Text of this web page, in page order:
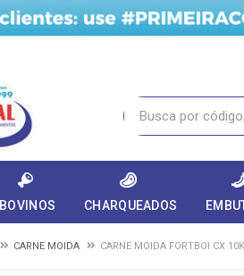
BOVINOS CHARQUEADOS
CARNE MOIDA CARNE MOIDA FORTBOI CX